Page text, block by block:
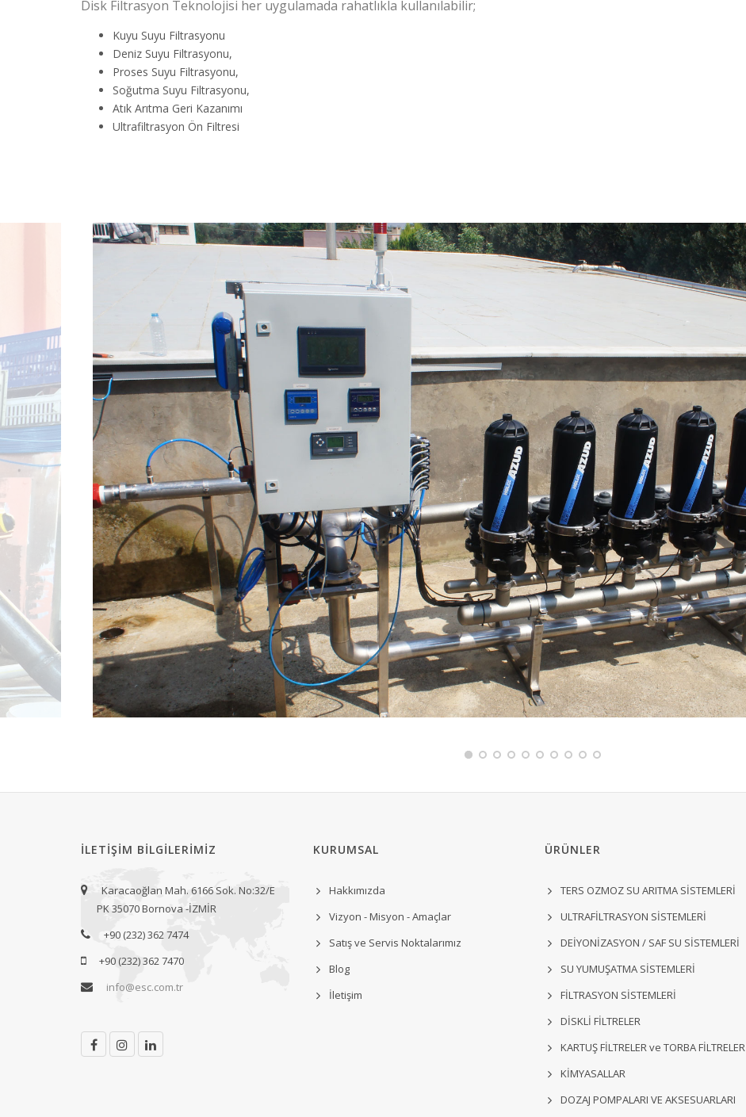
Disk Filtrasyon Teknolojisi her uygulamada rahatlıkla kullanılabilir;
Kuyu Suyu Filtrasyonu
Deniz Suyu Filtrasyonu,
Proses Suyu Filtrasyonu,
Soğutma Suyu Filtrasyonu,
Atık Arıtma Geri Kazanımı
Ultrafiltrasyon Ön Filtresi
İLETIŞIM BILGILERIMIZ
Karacaoğlan Mah. 6166 Sok. No:32/E
PK 35070 Bornova -İZMİR
+90 (232) 362 7474
+90 (232) 362 7470
info@esc.com.tr
KURUMSAL
Hakkımızda
Vizyon - Misyon - Amaçlar
Satış ve Servis Noktalarımız
Blog
İletişim
ÜRÜNLER
TERS OZMOZ SU ARITMA SİSTEMLERİ
ULTRAFİLTRASYON SİSTEMLERİ
DEİYONİZASYON / SAF SU SİSTEMLERİ
SU YUMUŞATMA SİSTEMLERİ
FİLTRASYON SİSTEMLERİ
DİSKLİ FİLTRELER
KARTUŞ FİLTRELER ve TORBA FİLTRELER
KİMYASALLAR
DOZAJ POMPALARI VE AKSESUARLARI